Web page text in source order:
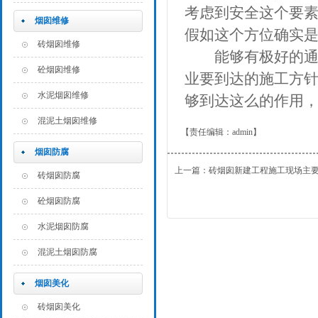
烟囱维修
砖烟囱维修
砼烟囱维修
水泥烟囱维修
混泥土烟囱维修
烟囱防腐
砖烟囱防腐
砼烟囱防腐
水泥烟囱防腐
混泥土烟囱防腐
烟囱美化
砖烟囱美化
考虑到安全这个要
假如这个方位确实
能够有极好的通
业要到达的施工方
够到达这么的作用
【责任编辑：admin】
上一篇：砖烟囱新建工程施工现场主